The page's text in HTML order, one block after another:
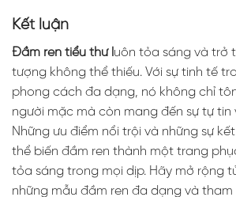
Kết luận
Đầm ren tiểu thư l uôn tỏa sáng và trở
tượng không thể thiếu. Với sự tinh tế
phong cách đa dạng, nó không chỉ
người mặc mà còn mang đến sự tự tin
Những ưu điểm nổi trội và những sự
thể biến đầm ren thành một trang
tỏa sáng trong mọi dịp. Hãy mở rộng
những mẫu đầm ren đa dạng và